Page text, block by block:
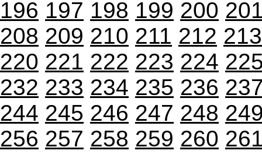
196 197 198 199 200
208 209 210 211 212 213
220 221 222 223 224
232 233 234 235 236
244 245 246 247 248
256 257 258 259 260